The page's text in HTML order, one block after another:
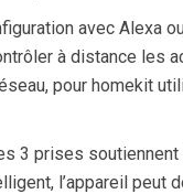
avec Alexa
à distance les
pour homekit
3 prises
l’appareil peut